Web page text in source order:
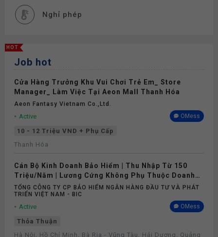
Nghỉ phép
HOT
Job hot
Cửa Hàng Trưởng Khu Vui Chơi Trẻ Em_ Store
Manager_ Làm Việc Tại Aeon Mall Thanh Hóa
Aeon Fantasy Vietnam Co.,ltd.
Active OMess
10 - 12 Triệu VND + Phụ Cấp
Thanh Hóa
Cán Bộ Kinh Doanh Bảo Hiểm | Thu Nhập Từ 150
Triệu/Năm | Lương Cứng Không Phụ Thuộc Doanh
Số
TỔNG CÔNG TY CP BẢO HIỂM NGÂN HÀNG ĐẦU TƯ VÀ PHÁT
TRIỂN VIỆT NAM - BIC
Active OMess
Thỏa Thuận
Hà Nội, Hồ Chí Minh, Bà Rịa - Vũng Tàu, Hải Dương, Quảng